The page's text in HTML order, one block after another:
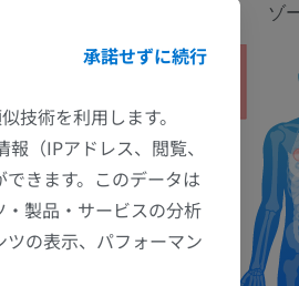
ゾ
承諾せずに続行
技術を利用します。
（IPアドレス、閲覧、
きます。このデータは
製品・サービスの分析
の表示、パフォーマン